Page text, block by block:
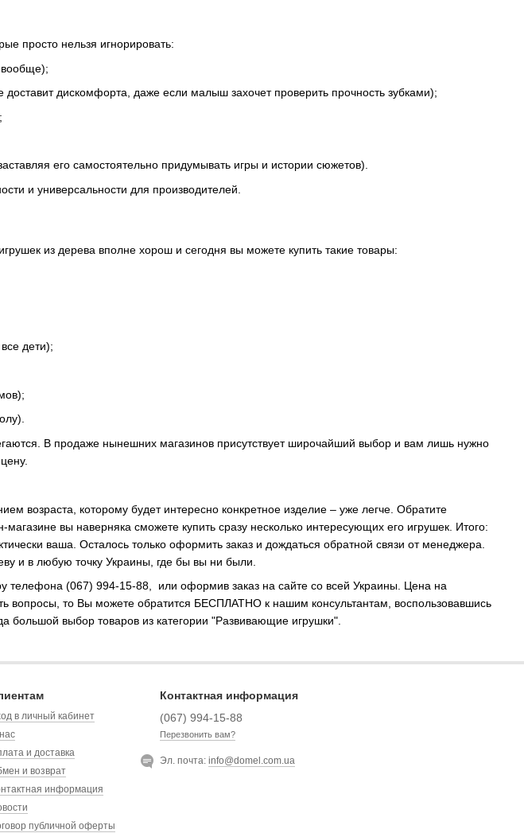
просто нельзя игнорировать:
вообще);
дискомфорта, даже если малыш захочет проверить прочность зубками);
его самостоятельно придумывать игры и истории сюжетов).
и универсальности для производителей.
из дерева вполне хорош и сегодня вы можете купить такие товары:
дети);
В продаже нынешних магазинов присутствует широчайший выбор и вам лишь нужно
возраста, которому будет интересно конкретное изделие – уже легче. Обратите
вы наверняка сможете купить сразу несколько интересующих его игрушек. Итого:
ваша. Осталось только оформить заказ и дождаться обратной связи от менеджера.
и в любую точку Украины, где бы вы ни были.
телефона (067) 994-15-88, или оформив заказ на сайте со всей Украины. Цена на
вопросы, то Вы можете обратится БЕСПЛАТНО к нашим консультантам, воспользовавшись
большой выбор товаров из категории "Развивающие игрушки".
в личный кабинет
и доставка
и возврат
информация
публичной оферты
Контактная информация
(067) 994-15-88
Перезвонить вам?
Эл. почта:info@domel.com.ua